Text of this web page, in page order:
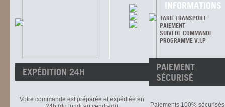
INFORMATIONS
TARIF TRANSPORT
PAIEMENT
SUIVI DE COMMANDE
PROGRAMME V.I.P
EXPÉDITION 24H
Votre commande est préparée et expédiée en
PAIEMENT
SÉCURISÉ
Paiements 100%